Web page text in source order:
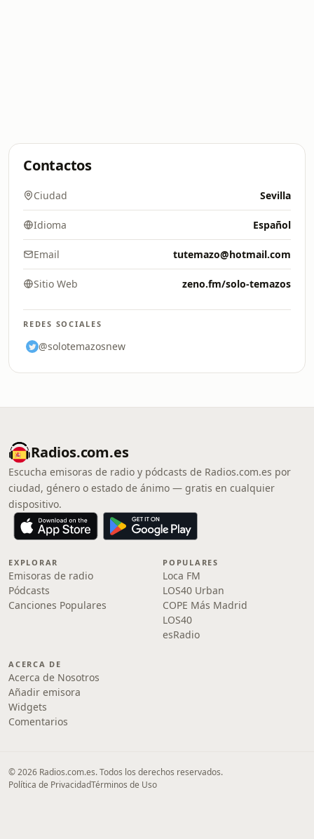
Contactos
Ciudad Sevilla
Idioma Español
Email tutemazo@hotmail.com
Sitio Web zeno.fm/solo-temazos
REDES SOCIALES
@solotemazosnew
Radios.com.es
Escucha emisoras de radio y pódcasts de Radios.com.es por
ciudad, género o estado de ánimo — gratis en cualquier
dispositivo.
EXPLORAR
Emisoras de radio
Pódcasts
Canciones Populares
POPULARES
Loca FM
LOS40 Urban
COPE Más Madrid
LOS40
esRadio
ACERCA DE
Acerca de Nosotros
Añadir emisora
Widgets
Comentarios
© 2026 Radios.com.es. Todos los derechos reservados.
Política de PrivacidadTérminos de Uso